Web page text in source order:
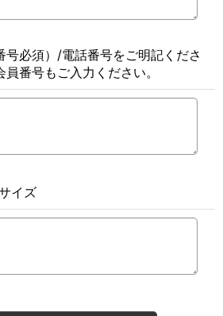
号必須）/電話番号をご明記くださ
番号もご入力ください。
イズ